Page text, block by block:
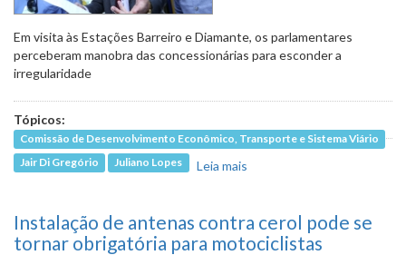
Em visita às Estações Barreiro e Diamante, os parlamentares
perceberam manobra das concessionárias para esconder a
irregularidade
Tópicos:
Comissão de Desenvolvimento Econômico, Transporte e Sistema Viário
Jair Di Gregório
Juliano Lopes Leia mais
foram impedidos de
circular
Instalação de antenas contra cerol pode se
tornar obrigatória para motociclistas